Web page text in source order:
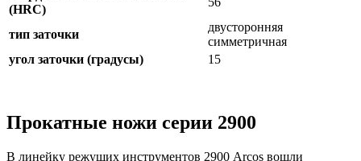
(HRC)
тип заточки
двусторонняя
симметричная
угол заточки (градусы)
15
Прокатные ножи серии 2900
В линейку режущих инструментов 2900 Arcos вошли